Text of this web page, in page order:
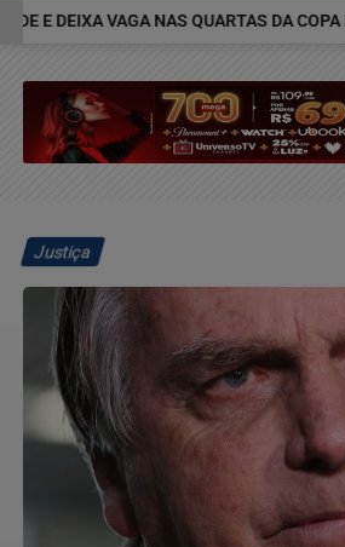
E DEIXA VAGA NAS QUARTAS DA COPA
Justiça